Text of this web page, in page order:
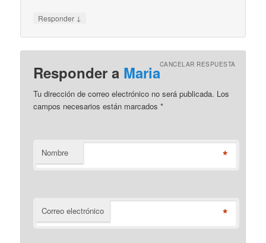
Responder ↓
Responder a MariaCANCELAR RESPUESTA
Tu dirección de correo electrónico no será publicada. Los
campos necesarios están marcados*
Nombre *
Correo electrónico *